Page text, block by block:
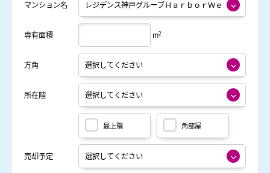
マンション名
専有面積 m2
方角
所在階
最上階 角部屋
売却予定